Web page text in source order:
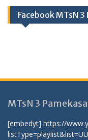
Facebook MTsN 3
MTsN 3
[embedyt] https://